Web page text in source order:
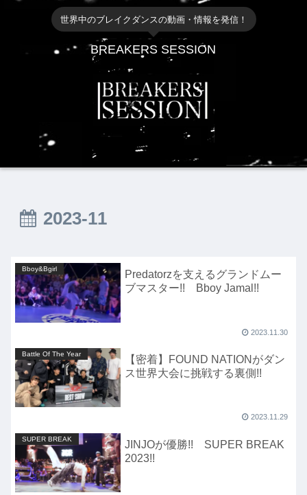
世界中のブレイクダンスの動画・情報を発信！
BREAKERS SESSION
2023-11
Bboy&Bgirl
Predatorzを支えるグランドムー
ブマスター!! Bboy Jamal!!
2023.11.30
Battle Of The Year
【密着】FOUND NATIONがダン
ス世界大会に挑戦する裏側!!
2023.11.29
SUPER BREAK
JINJOが優勝!! SUPER BREAK
2023!!